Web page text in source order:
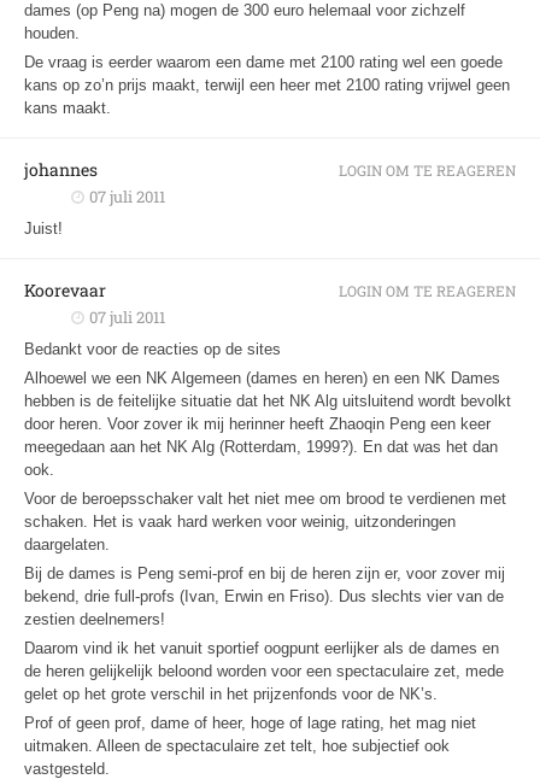
dames (op Peng na) mogen de 300 euro helemaal voor zichzelf
houden.
De vraag is eerder waarom een dame met 2100 rating wel een goede
kans op zo’n prijs maakt, terwijl een heer met 2100 rating vrijwel geen
kans maakt.
johannes
07 juli 2011
Juist!
LOGIN OM TE REAGEREN
Koorevaar
07 juli 2011
Bedankt voor de reacties op de sites
Alhoewel we een NK Algemeen (dames en heren) en een NK Dames
hebben is de feitelijke situatie dat het NK Alg uitsluitend wordt bevolkt
door heren. Voor zover ik mij herinner heeft Zhaoqin Peng een keer
meegedaan aan het NK Alg (Rotterdam, 1999?). En dat was het dan
ook.
Voor de beroepsschaker valt het niet mee om brood te verdienen met
schaken. Het is vaak hard werken voor weinig, uitzonderingen
daargelaten.
Bij de dames is Peng semi-prof en bij de heren zijn er, voor zover mij
bekend, drie full-profs (Ivan, Erwin en Friso). Dus slechts vier van de
zestien deelnemers!
Daarom vind ik het vanuit sportief oogpunt eerlijker als de dames en
de heren gelijkelijk beloond worden voor een spectaculaire zet, mede
gelet op het grote verschil in het prijzenfonds voor de NK’s.
Prof of geen prof, dame of heer, hoge of lage rating, het mag niet
uitmaken. Alleen de spectaculaire zet telt, hoe subjectief ook
vastgesteld.
LOGIN OM TE REAGEREN